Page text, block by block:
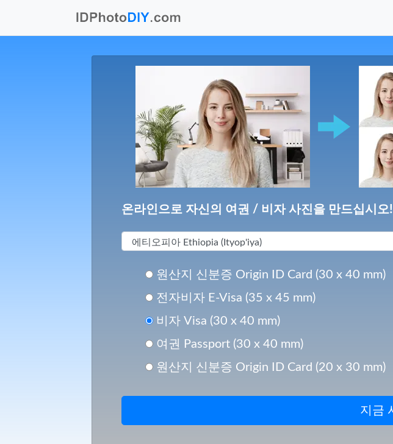
온라인으로 자신의 여권 / 비자 사진을 만드십시오!
원산지 신분증 Origin ID Card (30 x 40 mm)
전자비자 E-Visa (35 x 45 mm)
비자 Visa (30 x 40 mm)
여권 Passport (30 x 40 mm)
원산지 신분증 Origin ID Card (20 x 30 mm)